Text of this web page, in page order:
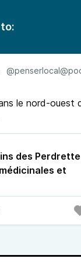
le nord-ouest
des
et